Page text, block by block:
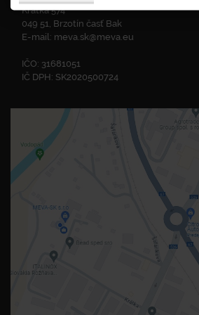
Krátka 574
049 51, Brzotín časť Bak
E-mail: meva.sk@meva.eu
IČO: 31681051
IČ DPH: SK2020500724